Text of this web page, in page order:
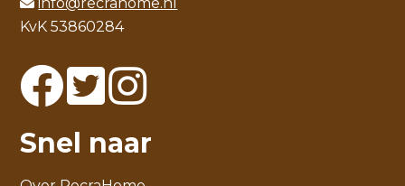
KvK 53860284
Snel naar